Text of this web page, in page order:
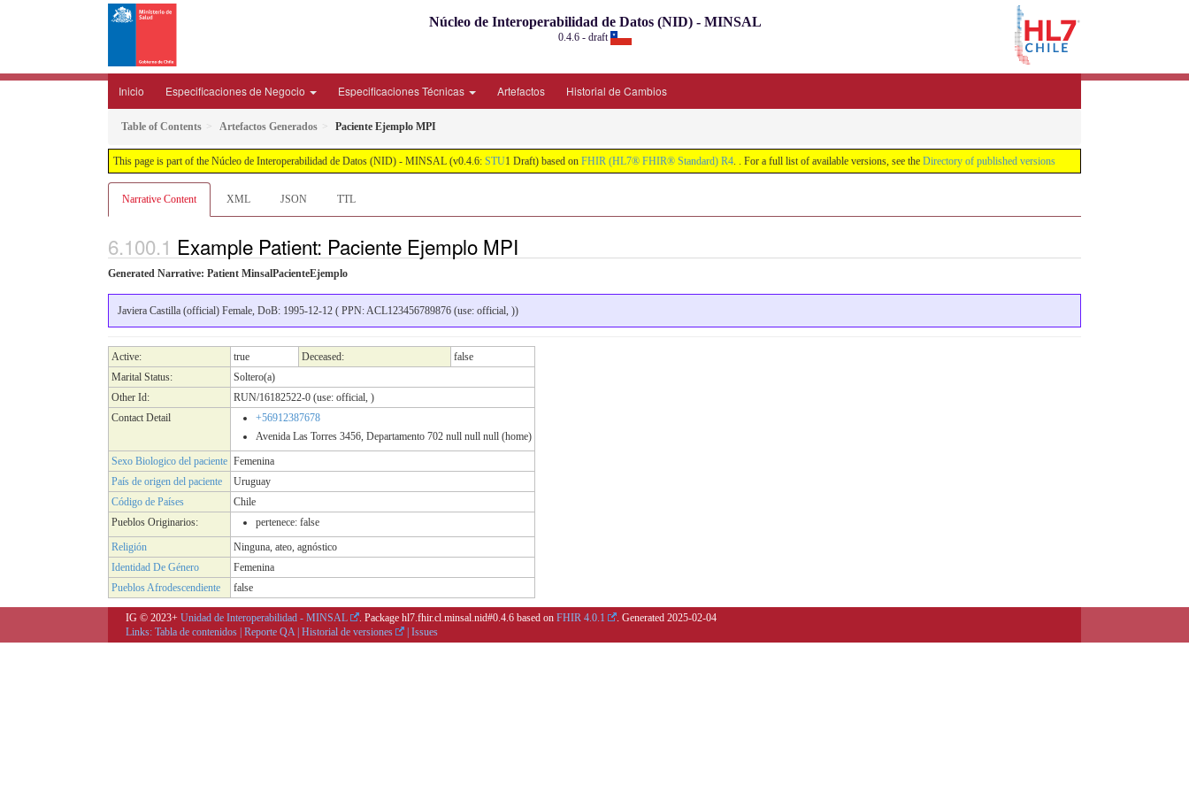
Núcleo de Interoperabilidad de Datos (NID) - MINSAL
0.4.6 - draft
Inicio Especificaciones de Negocio Especificaciones Técnicas Artefactos Historial de Cambios
Table of Contents Artefactos Generados Paciente Ejemplo MPI
This page is part of the Núcleo de Interoperabilidad de Datos (NID) - MINSAL (v0.4.6: STU1 Draft) based on FHIR (HL7® FHIR® Standard) R4. . For a full list of available versions, see the Directory of published versions
Narrative Content XML JSON TTL
Example Patient: Paciente Ejemplo MPI
Generated Narrative: Patient MinsalPacienteEjemplo
Javiera Castilla (official) Female, DoB: 1995-12-12 ( PPN: ACL123456789876 (use: official, ))
Active: true Deceased:
false
Marital Status:
Soltero(a)
Other Id:
RUN/16182522-0 (use: official, )
Contact Detail
+56912387678
Avenida Las Torres 3456, Departamento 702 null null null (home)
Sexo Biologico del paciente Femenina
País de origen del paciente
Uruguay
Código de Países
Chile
Pueblos Originarios:
pertenece: false
Religión
Ninguna, ateo, agnóstico
Identidad De Género
Femenina
Pueblos Afrodescendiente
false
IG © 2023+ Unidad de Interoperabilidad - MINSAL . Package hl7.fhir.cl.minsal.nid#0.4.6 based on FHIR 4.0.1 . Generated 2025-02-04
Links: Tabla de contenidos Reporte QA| Historial de versiones Issues